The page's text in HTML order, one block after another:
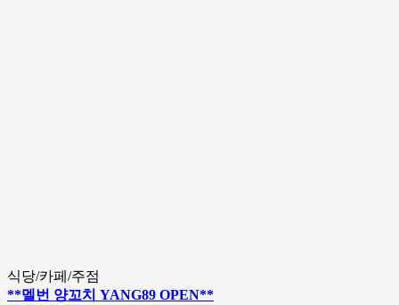
식당/카페/주점
**멜번 양꼬치 YANG89 OPEN**